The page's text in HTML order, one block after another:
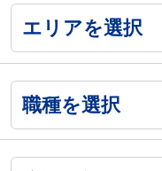
エリアを選択
職種を選択